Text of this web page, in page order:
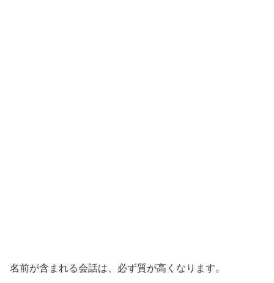
名前が含まれる会話は、必ず質が高くなります。